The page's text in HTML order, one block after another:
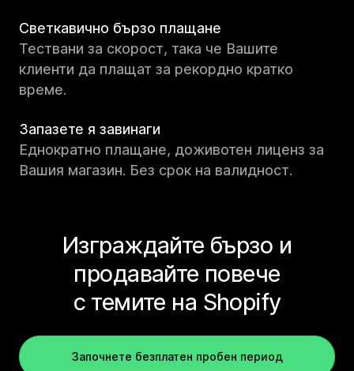
Светкавично бързо плащане
Тествани за скорост, така че Вашите
клиенти да плащат за рекордно кратко
време.
Запазете я завинаги
Еднократно плащане, доживотен лиценз за
Вашия магазин. Без срок на валидност.
Изграждайте бързо и
продавайте повече
с темите на Shopify
Започнете безплатен пробен период